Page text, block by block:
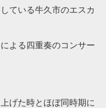
ている牛久市のエスカ
よる四重奏のコンサー
げた時とほぼ同時期に